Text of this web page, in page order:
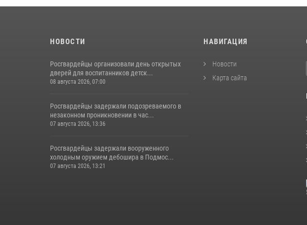
НОВОСТИ
Росгвардейцы организовали день открытых
дверей для воспитанников детск...
08 августа 2026, 07:00
Росгвардейцы задержали подозреваемого в
незаконном проникновении в час...
07 августа 2026, 13:36
Росгвардейцы задержали вооруженного
холодным оружием дебошира в Подмос...
07 августа 2026, 13:21
НАВИГАЦИЯ
Новости
Карта сайта